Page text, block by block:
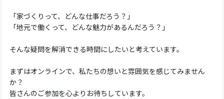
「家づくりって、どんな仕事だろう？」
「地元で働くって、どんな魅力があるんだろう？」
そんな疑問を解消できる時間にしたいと考えています。
まずはオンラインで、私たちの想いと雰囲気を感じてみません
か？
皆さんのご参加を心よりお待ちしています。